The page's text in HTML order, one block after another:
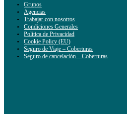
Grupos
Agencias
Trabajar con nosotros
Condiciones Generales
Política de Privacidad
Cookie Policy (EU)
Seguro de Viaje – Coberturas
Seguro de cancelación – Coberturas